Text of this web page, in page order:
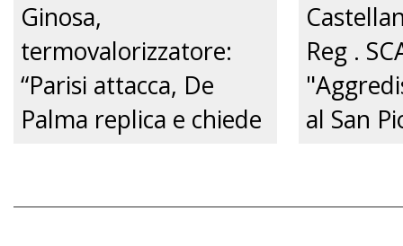
Ginosa,
termovalorizzatore:
“Parisi attacca, De
Palma replica e chiede
Reg .
al San